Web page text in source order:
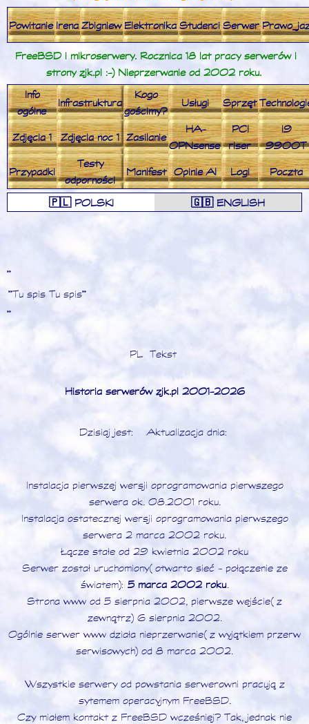
Powitanie Irena Zbigniew Elektronika Studenci Serwer
FreeBSD i mikroserwery. Rocznica 18 lat pracy serwerów i
strony zjk.pl :-) Nieprzerwanie od 2002 roku.
Info
ogólne
Infrastruktura
Kogo
gościmy?
Usługi Sprzęt
Zdjęcia 1 Zdjęcia noc 1 Zasilanie
HA-
OPNsense
PCI
riser
i9
9900T
Przypadki
Testy
odporności
Manifest Opinie AI Logi Poczta
🇵🇱 POLSKI 🇬🇧 ENGLISH
**
**Tu spis Tu spis**
**
PL Tekst
Historia serwerów zjk.pl 2001-2026
Dzisiaj jest: Aktualizacja dnia:
Instalacja pierwszej wersji oprogramowania pierwszego
serwera ok. 08.2001 roku.
Instalacja ostatecznej wersji oprogramowania pierwszego
serwera 2 marca 2002 roku.
Łącze stałe od 29 kwietnia 2002 roku
Serwer został uruchomiony (otwarto sieć - połączenie ze
światem): 5 marca 2002 roku.
Strona www od 5 sierpnia 2002, pierwsze wejście (z
zewnątrz) 6 sierpnia 2002.
Ogólnie serwer www działa nieprzerwanie (z wyjątkiem przerw
serwisowych) od 8 marca 2002.
Wszystkie serwery od powstania serwerowni pracują z
sytemem operacyjnym FreeBSD.
Czy miałem kontakt z FreeBSD wcześniej? Tak, jednak nie